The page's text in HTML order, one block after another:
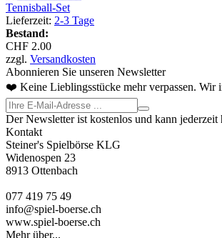
Tennisball-Set
Lieferzeit: 2-3 Tage
Bestand:
CHF 2.00
zzgl. Versandkosten
Abonnieren Sie unseren Newsletter
❤️ Keine Lieblingsstücke mehr verpassen. Wir
Der Newsletter ist kostenlos und kann
Kontakt
Steiner's Spielbörse KLG
Widenospen 23
8913 Ottenbach
077 419 75 49
info@spiel-boerse.ch
www.spiel-boerse.ch
Mehr über...